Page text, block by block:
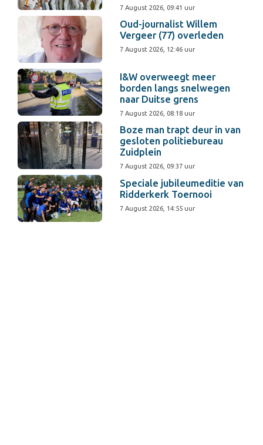
7 August 2026, 09:41 uur
Oud-journalist Willem
Vergeer (77) overleden
7 August 2026, 12:46 uur
I&W overweegt meer
borden langs snelwegen
naar Duitse grens
7 August 2026, 08:18 uur
Boze man trapt deur in van
gesloten politiebureau
Zuidplein
7 August 2026, 09:37 uur
Speciale jubileumeditie van
Ridderkerk Toernooi
7 August 2026, 14:55 uur